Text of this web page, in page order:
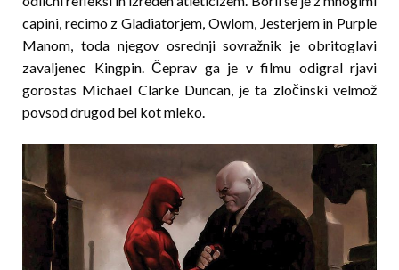
capini, recimo z Gladiatorjem, Owlom, Jesterjem in Purple
Manom, toda njegov os­rednji sovražnik je obritoglavi
zavaljenec Kingpin. Čeprav ga je v filmu odigral rjavi
gorostas Michael Clarke Duncan, je ta zločinski velmož
povsod drugod bel kot mleko.